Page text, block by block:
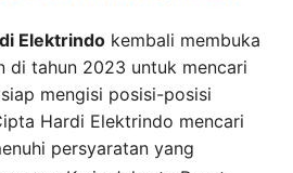
Elektrindo kembali membuka
di tahun 2023 untuk mencari
mengisi posisi-posisi
Hardi Elektrindo mencari
persyaratan yang